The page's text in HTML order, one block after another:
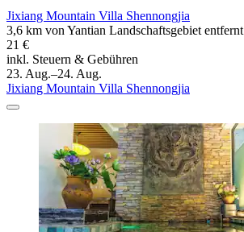
Jixiang Mountain Villa Shennongjia
3,6 km von Yantian Landschaftsgebiet entfernt
21 €
inkl. Steuern & Gebühren
23. Aug.–24. Aug.
Jixiang Mountain Villa Shennongjia